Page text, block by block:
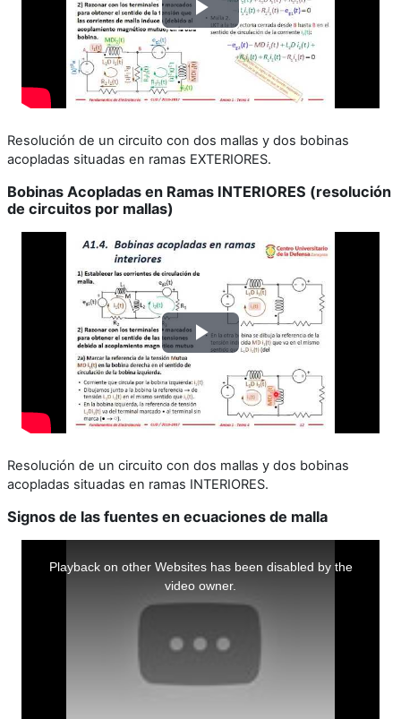
Reproducir
Vídeo
Resolución de un circuito con dos mallas y dos bobinas
acopladas situadas en ramas EXTERIORES.
Bobinas Acopladas en Ramas INTERIORES (resolución
de circuitos por mallas)
Reproducir
Vídeo
Resolución de un circuito con dos mallas y dos bobinas
acopladas situadas en ramas INTERIORES.
Signos de las fuentes en ecuaciones de malla
Playback on other Websites has been disabled by the
video owner.